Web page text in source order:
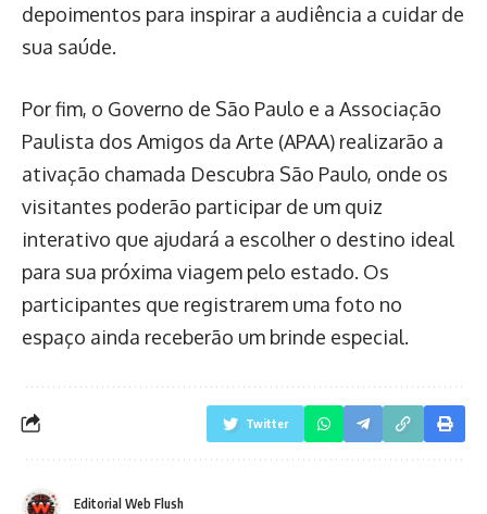
depoimentos para inspirar a audiência a cuidar de
sua saúde.
Por fim, o Governo de São Paulo e a Associação
Paulista dos Amigos da Arte (APAA) realizarão a
ativação chamada Descubra São Paulo, onde os
visitantes poderão participar de um quiz
interativo que ajudará a escolher o destino ideal
para sua próxima viagem pelo estado. Os
participantes que registrarem uma foto no
espaço ainda receberão um brinde especial.
Twitter
Editorial Web Flush